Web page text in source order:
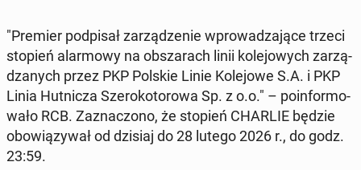
"Premier pod­pi­sał za­rzą­dze­nie wpro­wa­dza­ją­ce trzeci
stopień alar­mo­wy na ob­sza­rach linii ko­le­jo­wych za­rzą­
dza­nych przez PKP Polskie Linie Ko­le­jo­we S.A. i PKP
Linia Hut­ni­cza Sze­ro­ko­to­ro­wa Sp. z o.o." – po­in­for­mo­
wa­ło RCB. Za­zna­czo­no, że stopień CHARLIE będzie
obo­wią­zy­wał od dzisiaj do 28 lutego 2026 r., do godz.
23:59.